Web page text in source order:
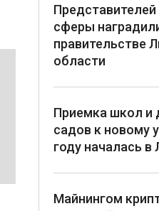
Представителей
сферы
правительстве
области
Приемка школ и
садов к новому
году началась в
Майнингом